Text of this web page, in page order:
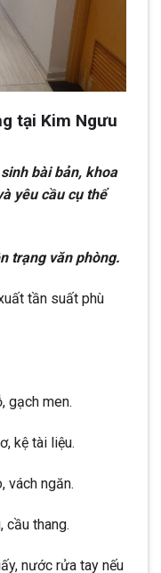
tại Kim Ngưu
bài bản, khoa
yêu cầu cụ thể
trạng văn phòng.
tần suất phù
gạch men.
kệ tài liệu.
vách ngăn.
cầu thang.
nước rửa tay nếu